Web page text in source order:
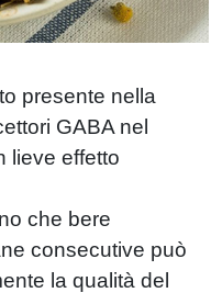
presente nella
GABA nel
lieve effetto
che bere
consecutive può
la qualità del